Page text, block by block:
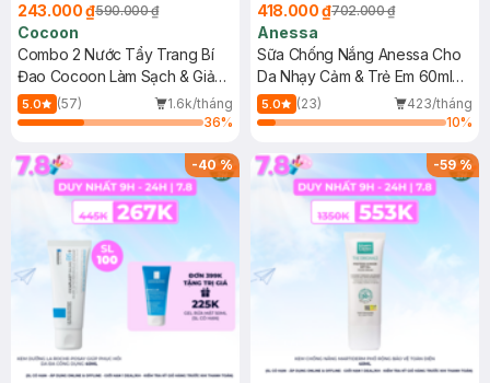
243.000 ₫590.000 ₫
Cocoon
Combo 2 Nước Tẩy Trang Bí
Đao Cocoon Làm Sạch & Giảm
Dầu 500ml
5.0 (57)
1.6k/tháng
36%
418.000 ₫702.000 ₫
Anessa
Sữa Chống Nắng Anessa Cho
Da Nhạy Cảm & Trẻ Em 60ml
(Mới)
5.0 (23)
423/tháng
10%
-40% -59%